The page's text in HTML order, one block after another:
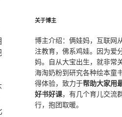
关于博主
博主介绍：俩娃妈，互联网
注教育，佛系鸡娃。因为爱
妈。自从大宝出生，就非常
海淘奶粉到研究各种绘本童
得体验，致力于帮助大家用
好书好课，有几个育儿交流
行，抱团取暖。